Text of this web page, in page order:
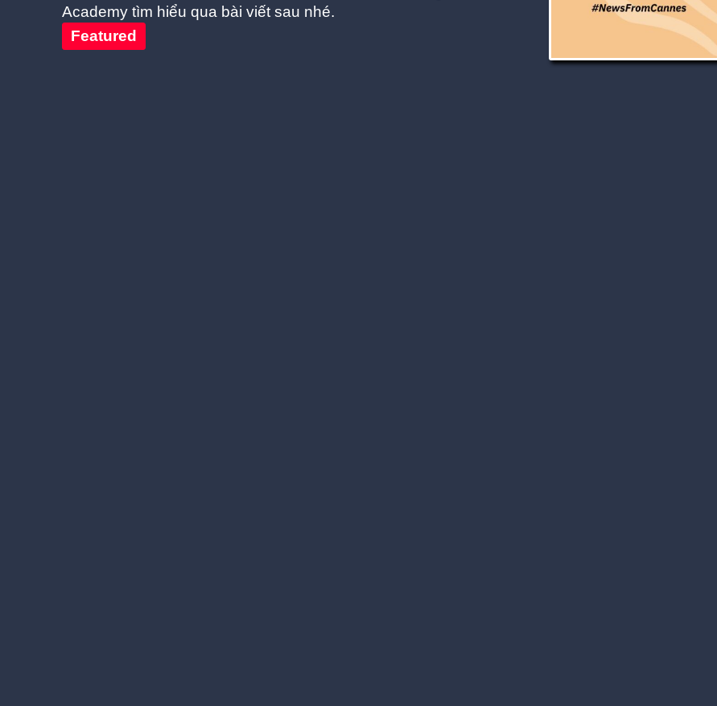
Academy tìm hiểu qua bài viết sau nhé.
Featured